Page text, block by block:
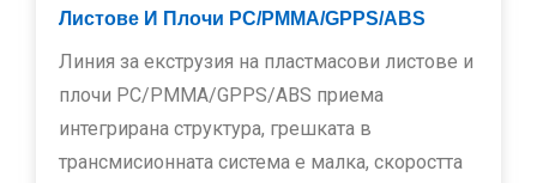
Листове И Плочи PC/PMMA/GPPS/ABS
Линия за екструзия на пластмасови листове и
плочи PC/PMMA/GPPS/ABS приема
интегрирана структура, грешката в
трансмисионната система е малка, скоростта